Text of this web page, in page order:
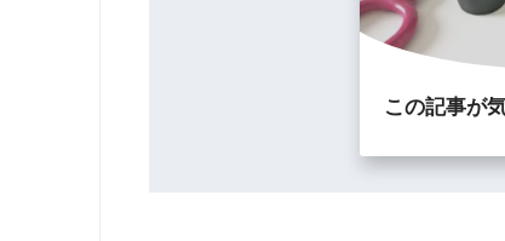
この記事が